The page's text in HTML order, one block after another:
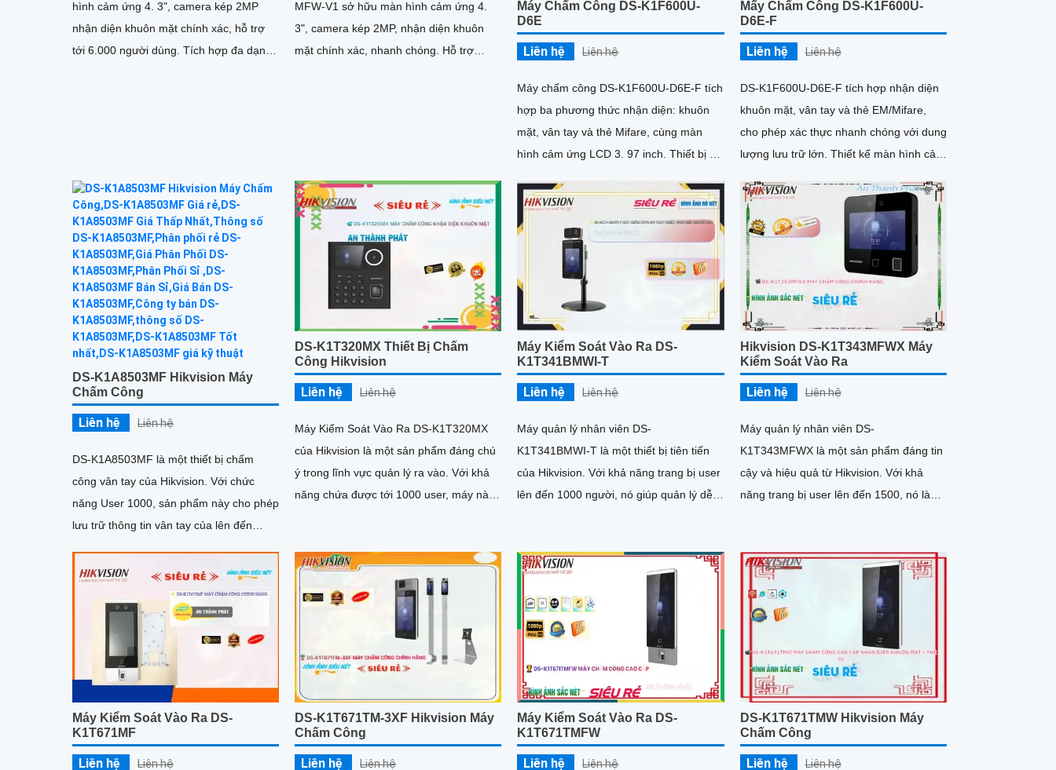
hình cảm ứng 4. 3", camera kép 2MP
nhận diện khuôn mặt chính xác, hỗ trợ
tới 6.000 người dùng. Tích hợp đa dạng
MFW-V1 sở hữu màn hình cảm ứng 4.
3", camera kép 2MP, nhận diện khuôn
mặt chính xác, nhanh chóng. Hỗ trợ
Máy Chấm Công DS-K1F600U-
D6E
Liên hệ Liên hệ
Máy chấm công DS-K1F600U-D6E-F tích
hợp ba phương thức nhận diện: khuôn
mặt, vân tay và thẻ Mifare, cùng màn
hình cảm ứng LCD 3. 97 inch. Thiết bị hỗ
Mấy Chấm Công DS-K1F600U-
D6E-F
Liên hệ Liên hệ
DS-K1F600U-D6E-F tích hợp nhận diện
khuôn mặt, vân tay và thẻ EM/Mifare,
cho phép xác thực nhanh chóng với dung
lượng lưu trữ lớn. Thiết kế màn hình cảm
DS-K1A8503MF Hikvision Máy
Chấm Công
Liên hệ Liên hệ
DS-K1A8503MF là một thiết bị chấm
công vân tay của Hikvision. Với chức
năng User 1000, sản phẩm này cho phép
lưu trữ thông tin vân tay của lên đến
DS-K1T320MX Thiết Bị Chấm
Công Hikvision
Liên hệ Liên hệ
Máy Kiểm Soát Vào Ra DS-K1T320MX
của Hikvision là một sản phẩm đáng chú
ý trong lĩnh vực quản lý ra vào. Với khả
năng chứa được tới 1000 user, máy này
chức lớn
Máy Kiểm Soát Vào Ra DS-
K1T341BMWI-T
Liên hệ Liên hệ
Máy quản lý nhân viên DS-
K1T341BMWI-T là một thiết bị tiên tiến
của Hikvision. Với khả năng trang bị user
lên đến 1000 người, nó giúp quản lý dễ
Hikvision DS-K1T343MFWX Máy
Kiểm Soát Vào Ra
Liên hệ Liên hệ
Máy quản lý nhân viên DS-
K1T343MFWX là một sản phẩm đáng tin
cậy và hiệu quả từ Hikvision. Với khả
năng trang bị user lên đến 1500, nó là
Máy Kiểm Soát Vào Ra DS-
K1T671MF
Liên hệ Liên hệ
DS-K1T671TM-3XF Hikvision Máy
Chấm Công
Liên hệ Liên hệ
Máy Kiểm Soát Vào Ra DS-
K1T671TMFW
Liên hệ Liên hệ
DS-K1T671TMW Hikvision Máy
Chấm Công
Liên hệ Liên hệ